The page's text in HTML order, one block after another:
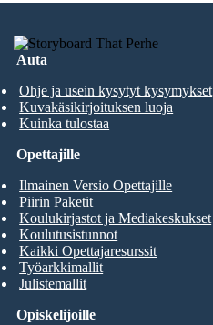
Auta
Ohje ja usein kysytyt kysymykset
Kuvakäsikirjoituksen luoja
Kuinka tulostaa
Opiskelijoille
Opettajille
Ilmainen Versio Opettajille
Piirin Paketit
Koulukirjastot ja Mediakeskukset
Koulutusistunnot
Kaikki Opettajaresurssit
Työarkkimallit
Julistemallit